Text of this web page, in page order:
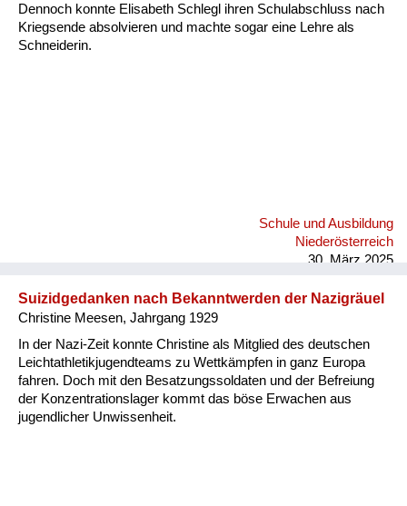
Dennoch konnte Elisabeth Schlegl ihren Schulabschluss nach
Kriegsende absolvieren und machte sogar eine Lehre als
Schneiderin.
Schule und Ausbildung
Niederösterreich
30. März 2025
Suizidgedanken nach Bekanntwerden der Nazigräuel
Christine Meesen, Jahrgang 1929
In der Nazi-Zeit konnte Christine als Mitglied des deutschen
Leichtathletikjugendteams zu Wettkämpfen in ganz Europa
fahren. Doch mit den Besatzungssoldaten und der Befreiung
der Konzentrationslager kommt das böse Erwachen aus
jugendlicher Unwissenheit.